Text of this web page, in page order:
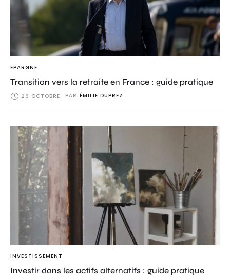
EPARGNE
Transition vers la retraite en France : guide pratique
29 OCTOBRE PAR ÉMILIE DUPREZ
INVESTISSEMENT
Investir dans les actifs alternatifs : guide pratique